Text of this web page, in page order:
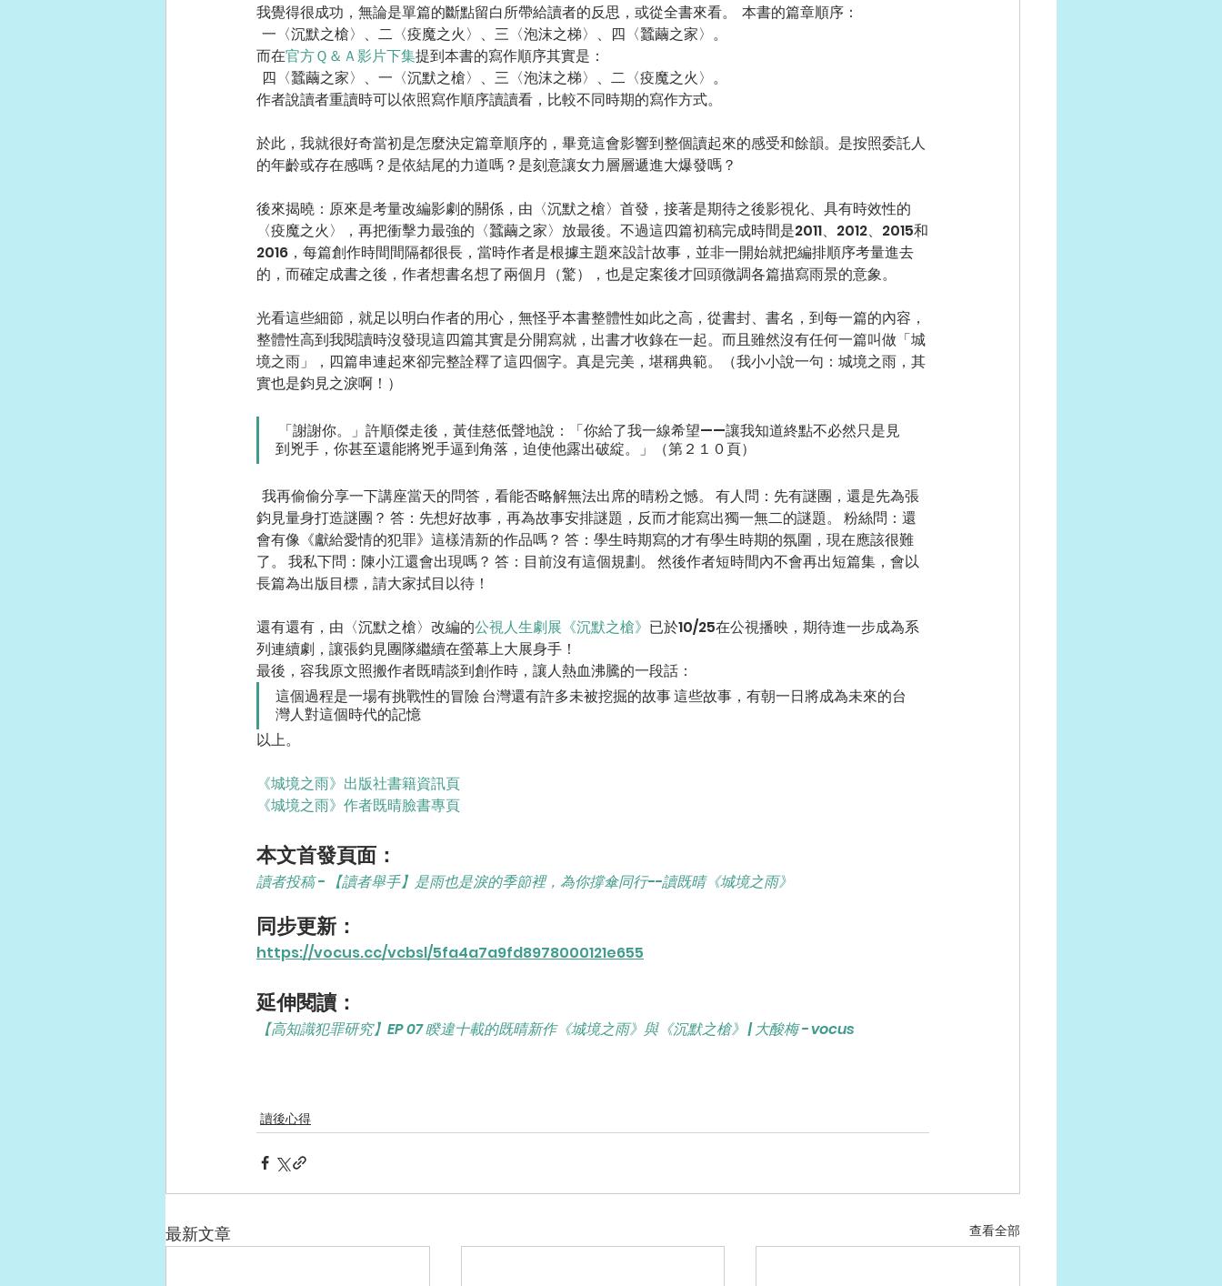
我覺得很成功，無論是單篇的斷點留白所帶給讀者的反思，或從全書來看。  本書的篇章順序：
  一〈沉默之槍〉、二〈疫魔之火〉、三〈泡沫之梯〉、四〈蠶繭之家〉。
而在官方Ｑ＆Ａ影片下集提到本書的寫作順序其實是：
  四〈蠶繭之家〉、一〈沉默之槍〉、三〈泡沫之梯〉、二〈疫魔之火〉。
作者說讀者重讀時可以依照寫作順序讀讀看，比較不同時期的寫作方式。
於此，我就很好奇當初是怎麼決定篇章順序的，畢竟這會影響到整個讀起來的感受和餘韻。是按照委託人
的年齡或存在感嗎？是依結尾的力道嗎？是刻意讓女力層層遞進大爆發嗎？
後來揭曉：原來是考量改編影劇的關係，由〈沉默之槍〉首發，接著是期待之後影視化、具有時效性的
〈疫魔之火〉，再把衝擊力最強的〈蠶繭之家〉放最後。不過這四篇初稿完成時間是2011、2012、2015和
2016，每篇創作時間間隔都很長，當時作者是根據主題來設計故事，並非一開始就把編排順序考量進去
的，而確定成書之後，作者想書名想了兩個月（驚），也是定案後才回頭微調各篇描寫雨景的意象。
光看這些細節，就足以明白作者的用心，無怪乎本書整體性如此之高，從書封、書名，到每一篇的內容，
整體性高到我閱讀時沒發現這四篇其實是分開寫就，出書才收錄在一起。而且雖然沒有任何一篇叫做「城
境之雨」，四篇串連起來卻完整詮釋了這四個字。真是完美，堪稱典範。（我小小說一句：城境之雨，其
實也是鈞見之淚啊！）
到兇手，你甚至還能將兇手逼到角落，迫使他露出破綻。」（第２１０頁）
鈞見量身打造謎團？ 答：先想好故事，再為故事安排謎題，反而才能寫出獨一無二的謎題。 粉絲問：還
會有像《獻給愛情的犯罪》這樣清新的作品嗎？ 答：學生時期寫的才有學生時期的氛圍，現在應該很難
了。 我私下問：陳小江還會出現嗎？ 答：目前沒有這個規劃。 然後作者短時間內不會再出短篇集，會以
長篇為出版目標，請大家拭目以待！
還有還有，由〈沉默之槍〉改編的公視人生劇展《沉默之槍》 已於10/25在公視播映，期待進一步成為系
列連續劇，讓張鈞見團隊繼續在螢幕上大展身手！
最後，容我原文照搬作者既晴談到創作時，讓人熱血沸騰的一段話：
這個過程是一場有挑戰性的冒險 台灣還有許多未被挖掘的故事 這些故事，有朝一日將成為未來的台
灣人對這個時代的記憶
以上。
《城境之雨》出版社書籍資訊頁
《城境之雨》作者既晴臉書專頁
本文首發頁面：
讀者投稿 - 【讀者舉手】是雨也是淚的季節裡，為你撐傘同行--讀既晴《城境之雨》
同步更新：
https://vocus.cc/vcbsl/5fa4a7a9fd8978000121e655
延伸閱讀：
【高知識犯罪研究】EP 07 睽違十載的既晴新作《城境之雨》與《沉默之槍》 | 大酸梅 - vocus
讀後心得
最新文章 查看全部